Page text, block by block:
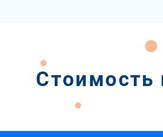
Стоимость